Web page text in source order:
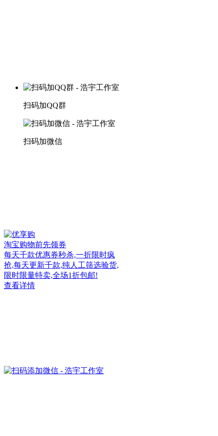
扫码加QQ群
扫码加微信
淘宝购物前先领券
每天千款优惠券秒杀,一折限时疯
抢,每天更新千款,纯人工筛选验货,
限时限量特卖,全场1折包邮!
查看详情